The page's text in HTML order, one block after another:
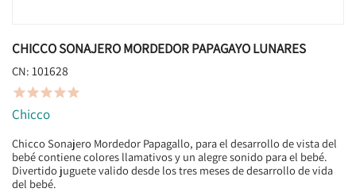
CHICCO SONAJERO MORDEDOR PAPAGAYO LUNARES
CN: 101628

Chicco
Chicco Sonajero Mordedor Papagallo, para el desarrollo de vista del
bebé contiene colores llamativos y un alegre sonido para el bebé.
Divertido juguete valido desde los tres meses de desarrollo de vida
del bebé.